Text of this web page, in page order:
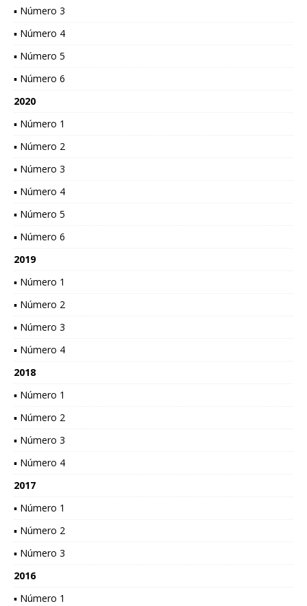
▪ Número 3
▪ Número 4
▪ Número 5
▪ Número 6
2020
▪ Número 1
▪ Número 2
▪ Número 3
▪ Número 4
▪ Número 5
▪ Número 6
2019
▪ Número 1
▪ Número 2
▪ Número 3
▪ Número 4
2018
▪ Número 1
▪ Número 2
▪ Número 3
▪ Número 4
2017
▪ Número 1
▪ Número 2
▪ Número 3
2016
▪ Número 1